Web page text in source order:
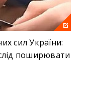
сил України:
поширювати